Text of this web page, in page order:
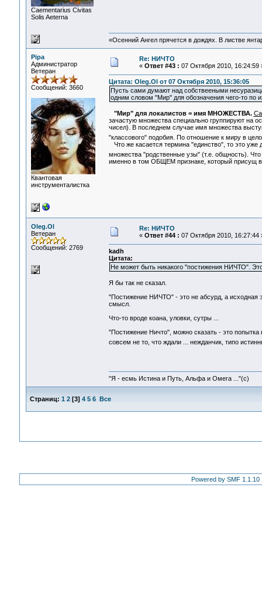
Сaementarius Civitas
Solis Aeterna
«Осенний Ангел прячется в дождях. В листве
Pipa
Администратор
Ветеран
Сообщений: 3660
Квантовая
инструменталистка
Re: НИЧТО
« Ответ #43 : 07 Октября 2010, 16:24:59
Цитата: Oleg.Ol от 07 Октября 2010, 15:36:05
Пусть сами думают над собствееными
одним словом "Мир" для обозначения чего-то по
"Мир" для локалистов = имя МНОЖЕСТВА.
зачастую множества специально группируют на
чисел). В последнем случае имя множества
"классового" подобия. По отношение к миру в
Что же касается термина "единство", то это уже
множества "родственные узы" (т.е. общность).
именно в том ОБЩЕМ признаке, который присущ
Oleg.Ol
Ветеран
Сообщений: 2769
Re: НИЧТО
« Ответ #44 : 07 Октября 2010, 16:27:44
kadh
Цитата:
Не может быть никакого "постижения НИЧТО".
Я бы так не сказал.
"Постижение НИЧТО" - это не абсурд, а исходная
смысл.
Что-то вроде коана, уловки, сутры ...
"Постижение Ничто", можно сказать - это попытка
совсем не то, что ждали ... нежданчик, типо
"Я - есмь Истина и Путь, Альфа и Омега ..."(с)
Страниц: 1 2[3] 4 5 6 Все
Powered by SMF 1.1.10